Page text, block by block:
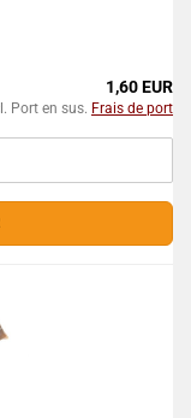
1,60 EUR
Port en sus. Frais de port